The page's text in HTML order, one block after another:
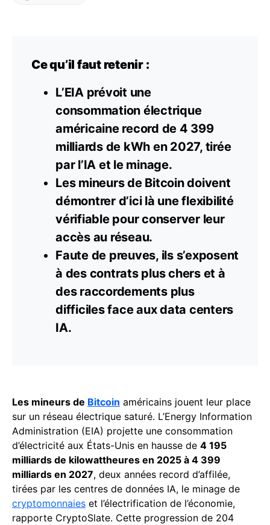
Ce qu’il faut retenir :
L’EIA prévoit une
consommation électrique
américaine record de 4 399
milliards de kWh en 2027, tirée
par l’IA et le minage.
Les mineurs de Bitcoin doivent
démontrer d’ici là une flexibilité
vérifiable pour conserver leur
accès au réseau.
Faute de preuves, ils s’exposent
à des contrats plus chers et à
des raccordements plus
difficiles face aux data centers
IA.
Les mineurs de Bitcoin américains jouent leur place
sur un réseau électrique saturé. L’Energy Information
Administration (EIA) projette une consommation
d’électricité aux États-Unis en hausse de 4 195
milliards de kilowattheures en 2025 à 4 399
milliards en 2027, deux années record d’affilée,
tirées par les centres de données IA, le minage de
cryptomonnaies et l’électrification de l’économie,
rapporte CryptoSlate. Cette progression de 204